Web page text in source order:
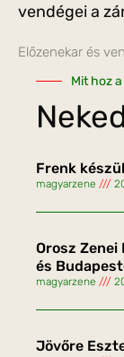
vendégei a
Előzenekar és
Mit hoz
Frenk
magyarzene
Orosz
és
magyarzene
Jövőre